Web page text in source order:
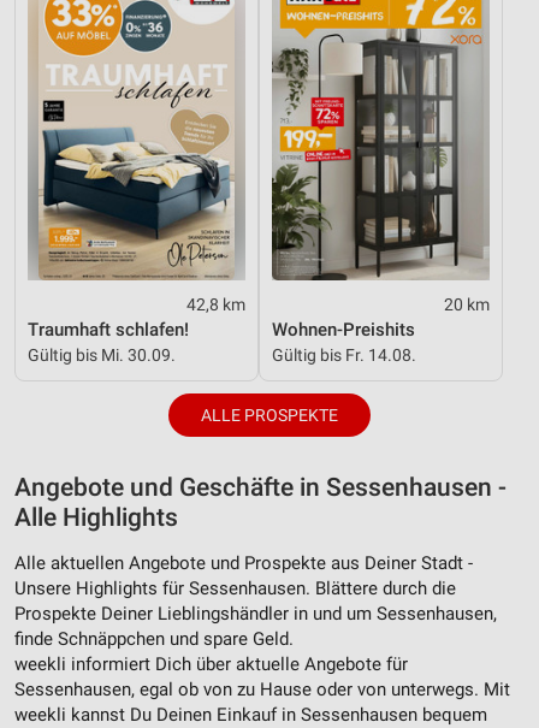
42,8 km
Traumhaft schlafen!
Gültig bis Mi. 30.09.
20 km
Wohnen-Preishits
Gültig bis Fr. 14.08.
ALLE PROSPEKTE
Angebote und Geschäfte in Sessenhausen -
Alle Highlights
Alle aktuellen Angebote und Prospekte aus Deiner Stadt -
Unsere Highlights für Sessenhausen. Blättere durch die
Prospekte Deiner Lieblingshändler in und um Sessenhausen,
finde Schnäppchen und spare Geld.
weekli informiert Dich über aktuelle Angebote für
Sessenhausen, egal ob von zu Hause oder von unterwegs. Mit
weekli kannst Du Deinen Einkauf in Sessenhausen bequem